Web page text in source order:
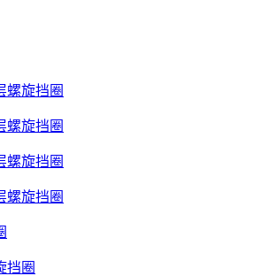
螺旋挡圈
螺旋挡圈
螺旋挡圈
螺旋挡圈
挡圈